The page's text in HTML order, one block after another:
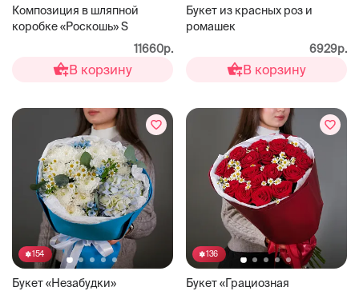
Композиция в шляпной
коробке «Роскошь» S
11660р.
В корзину
Букет из красных роз и
ромашек
6929р.
В корзину
154
Букет «Незабудки»
136
Букет «Грациозная